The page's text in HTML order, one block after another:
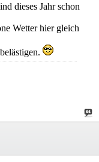
dieses Jahr schon
Wetter hier gleich